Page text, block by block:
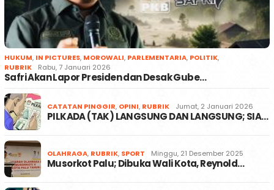
HUKUM, IN PICTURES, MOROWALI, PARLEMENTARIA, POLITIK,
RUBRIK
Rabu, 7 Januari 2026
Safri Akan Lapor Presiden dan Desak Gube…
CATATAN PINGGIR, OPINI, RUBRIK Jumat, 2 Januari 2026
PILKADA (TAK) LANGSUNG DAN LANGSUNG; SIA…
OLAHRAGA, RUBRIK, SPORT Minggu, 21 Desember 2025
Musorkot Palu; Dibuka Wali Kota, Reynold…